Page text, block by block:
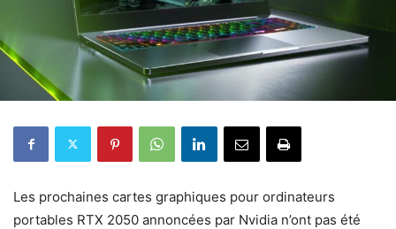
Les prochaines cartes graphiques pour ordinateurs
portables RTX 2050 annoncées par Nvidia n’ont pas été